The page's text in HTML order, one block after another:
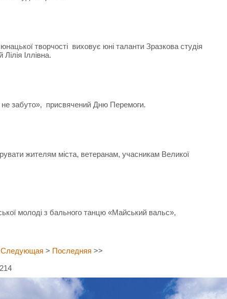
творчості виховує юні таланти Зразкова студія
Іллівна.
забуто», присвячений Дню Перемоги.
жителям міста, ветеранам, учасникам Великої
молоді з бального танцю «Майський вальс»,
Следующая > Последняя >>